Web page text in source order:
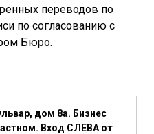
переводов по
по согласованию с
Бюро.
дом 8а. Бизнес
Вход СЛЕВА от